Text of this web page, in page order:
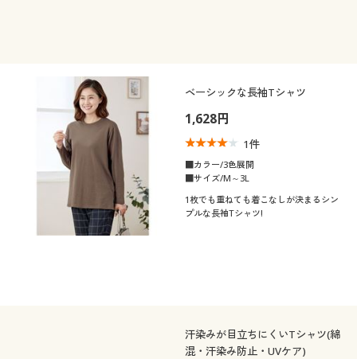
閉じる
ベーシックな長袖Tシャツ
1,628円
1件
■カラー/3色展開
■サイズ/M～3L
1枚でも重ねても着こなしが決まるシン
プルな長袖Tシャツ!
汗染みが目立ちにくいTシャツ(綿
混・汗染み防止・UVケア)